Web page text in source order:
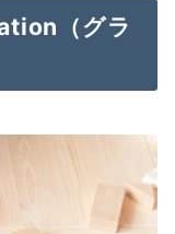
（グラ